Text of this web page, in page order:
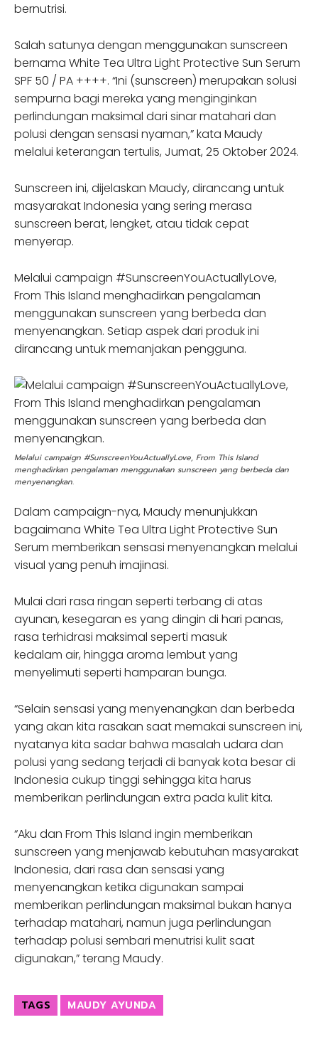
bernutrisi.
Salah satunya dengan menggunakan sunscreen
bernama White Tea Ultra Light Protective Sun Serum
SPF 50 / PA ++++. “Ini (sunscreen) merupakan solusi
sempurna bagi mereka yang menginginkan
perlindungan maksimal dari sinar matahari dan
polusi dengan sensasi nyaman,” kata Maudy
melalui keterangan tertulis, Jumat, 25 Oktober 2024.
Sunscreen ini, dijelaskan Maudy, dirancang untuk
masyarakat Indonesia yang sering merasa
sunscreen berat, lengket, atau tidak cepat
menyerap.
Melalui campaign #SunscreenYouActuallyLove,
From This Island menghadirkan pengalaman
menggunakan sunscreen yang berbeda dan
menyenangkan. Setiap aspek dari produk ini
dirancang untuk memanjakan pengguna.
Melalui campaign #SunscreenYouActuallyLove, From This Island
menghadirkan pengalaman menggunakan sunscreen yang berbeda dan
menyenangkan.
Dalam campaign-nya, Maudy menunjukkan
bagaimana White Tea Ultra Light Protective Sun
Serum memberikan sensasi menyenangkan melalui
visual yang penuh imajinasi.
Mulai dari rasa ringan seperti terbang di atas
ayunan, kesegaran es yang dingin di hari panas,
rasa terhidrasi maksimal seperti masuk
kedalam air, hingga aroma lembut yang
menyelimuti seperti hamparan bunga.
“Selain sensasi yang menyenangkan dan berbeda
yang akan kita rasakan saat memakai sunscreen ini,
nyatanya kita sadar bahwa masalah udara dan
polusi yang sedang terjadi di banyak kota besar di
Indonesia cukup tinggi sehingga kita harus
memberikan perlindungan extra pada kulit kita.
“Aku dan From This Island ingin memberikan
sunscreen yang menjawab kebutuhan masyarakat
Indonesia, dari rasa dan sensasi yang
menyenangkan ketika digunakan sampai
memberikan perlindungan maksimal bukan hanya
terhadap matahari, namun juga perlindungan
terhadap polusi sembari menutrisi kulit saat
digunakan,” terang Maudy.
TAGS MAUDY AYUNDA